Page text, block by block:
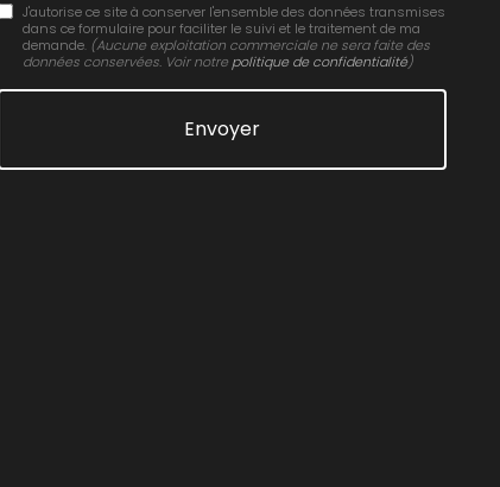
J'autorise ce site à conserver l'ensemble des données transmises
dans ce formulaire pour faciliter le suivi et le traitement de ma
demande. (Aucune exploitation commerciale ne sera faite des
données conservées. Voir notre politique de confidentialité)